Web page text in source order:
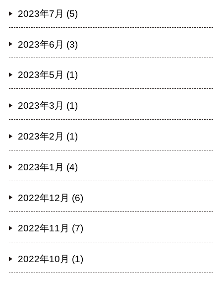
2023年7月 (5)
2023年6月 (3)
2023年5月 (1)
2023年3月 (1)
2023年2月 (1)
2023年1月 (4)
2022年12月 (6)
2022年11月 (7)
2022年10月 (1)